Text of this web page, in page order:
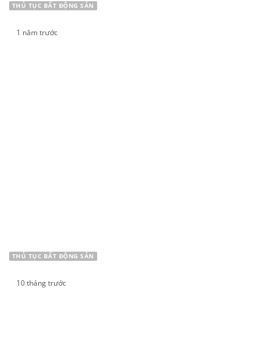
THỦ TỤC BẤT ĐỘNG SẢN
1 năm trước
THỦ TỤC BẤT ĐỘNG SẢN
10 tháng trước